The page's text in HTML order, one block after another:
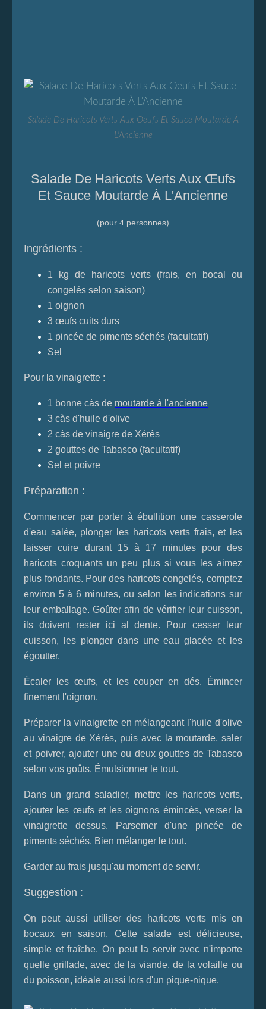
Salade De Haricots Verts Aux Oeufs Et Sauce Moutarde À
L'Ancienne
Salade De Haricots Verts Aux Œufs
Et Sauce Moutarde À L'Ancienne
(pour 4 personnes)
Ingrédients :
1 kg de haricots verts (frais, en bocal ou
congelés selon saison)
1 oignon
3 œufs cuits durs
1 pincée de piments séchés (facultatif)
Sel
Pour la vinaigrette :
1 bonne càs de moutarde à l'ancienne
3 càs d'huile d'olive
2 càs de vinaigre de Xérès
2 gouttes de Tabasco (facultatif)
Sel et poivre
Préparation :
Commencer par porter à ébullition une casserole
d'eau salée, plonger les haricots verts frais, et les
laisser cuire durant 15 à 17 minutes pour des
haricots croquants un peu plus si vous les aimez
plus fondants. Pour des haricots congelés, comptez
environ 5 à 6 minutes, ou selon les indications sur
leur emballage. Goûter afin de vérifier leur cuisson,
ils doivent rester ici al dente. Pour cesser leur
cuisson, les plonger dans une eau glacée et les
égoutter.
Écaler les œufs, et les couper en dés. Émincer
finement l'oignon.
Préparer la vinaigrette en mélangeant l'huile d'olive
au vinaigre de Xérès, puis avec la moutarde, saler
et poivrer, ajouter une ou deux gouttes de Tabasco
selon vos goûts. Émulsionner le tout.
Dans un grand saladier, mettre les haricots verts,
ajouter les œufs et les oignons émincés, verser la
vinaigrette dessus. Parsemer d'une pincée de
piments séchés. Bien mélanger le tout.
Garder au frais jusqu'au moment de servir.
Suggestion :
On peut aussi utiliser des haricots verts mis en
bocaux en saison. Cette salade est délicieuse,
simple et fraîche. On peut la servir avec n'importe
quelle grillade, avec de la viande, de la volaille ou
du poisson, idéale aussi lors d'un pique-nique.